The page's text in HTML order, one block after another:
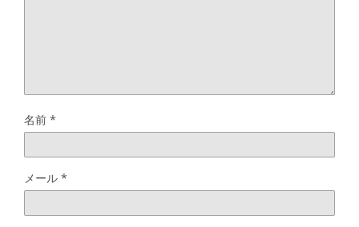
名前 *
メール *